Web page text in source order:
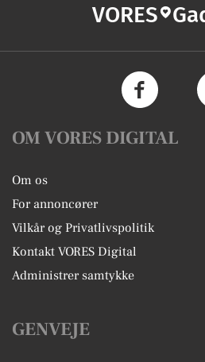
VORES
OM VORES DIGITAL
Om os
For annoncører
Vilkår og Privatlivspolitik
Kontakt VORES Digital
Administrer samtykke
GENVEJE